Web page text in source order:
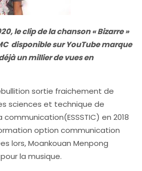
le clip de la chanson « Bizarre »
disponible sur YouTube marque
un millier de vues en
sortie fraichement de
sciences et technique de
en 2018
option communication
lors, Moankouan Menpong
la musique.